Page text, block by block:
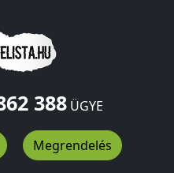
388ÜGYE
Megrendelés